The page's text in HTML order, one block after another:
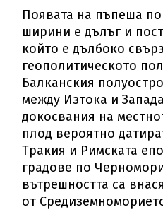
Появата на пъпеша
ширини е дълъг и
който е дълбоко
геополитическото
Балканския
между Изтока и
докосвания на
плод вероятно
Тракия и Римската
градове по
вътрешността са
от